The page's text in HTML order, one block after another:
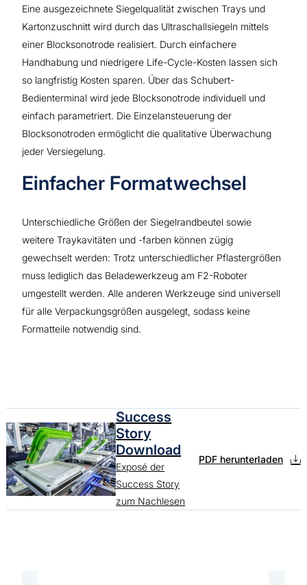
Eine ausgezeichnete Siegelqualität zwischen Trays und
Kartonzuschnitt wird durch das Ultraschallsiegeln mittels
einer Blocksonotrode realisiert. Durch einfachere
Handhabung und niedrigere Life-Cycle-Kosten lassen sich
so langfristig Kosten sparen. Über das Schubert-
Bedienterminal wird jede Blocksonotrode individuell und
einfach parametriert. Die Einzelansteuerung der
Blocksonotroden ermöglicht die qualitative Überwachung
jeder Versiegelung.
Einfacher Formatwechsel
Unterschiedliche Größen der Siegelrandbeutel sowie
weitere Traykavitäten und -farben können zügig
gewechselt werden: Trotz unterschiedlicher Pflastergrößen
muss lediglich das Beladewerkzeug am F2-Roboter
umgestellt werden. Alle anderen Werkzeuge sind universell
für alle Verpackungsgrößen ausgelegt, sodass keine
Formatteile notwendig sind.
Success
Story
Download
Exposé der
Success Story
zum Nachlesen
PDF herunterladen